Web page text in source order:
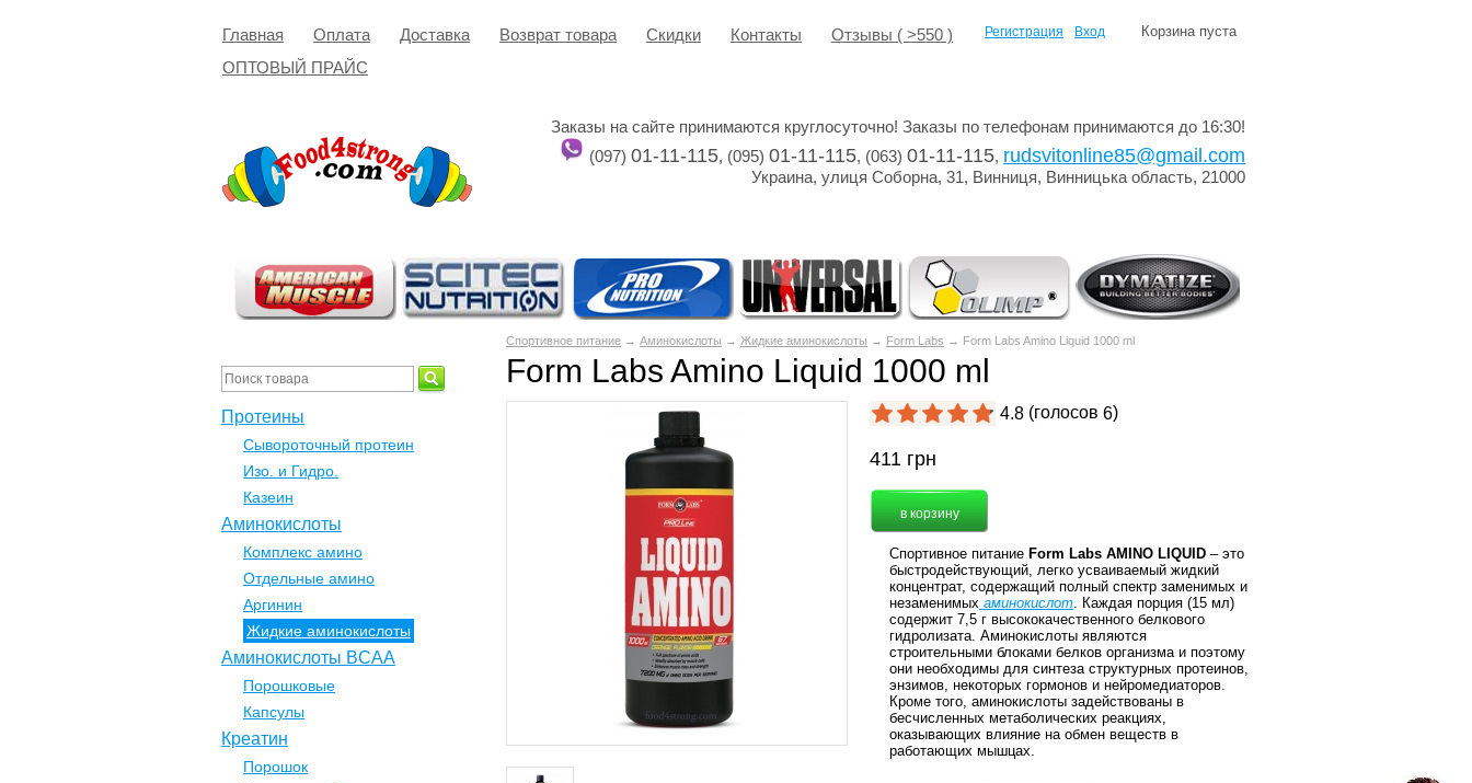
Главная Оплата Доставка Возврат товара Cкидки Контакты
Отзывы ( >550 )
ОПТОВЫЙ ПРАЙС
Корзина пуста
Регистрация Вход
Заказы на сайте принимаются круглосуточно! Заказы по телефонам принимаются до 16:30!
(097) 01-11-115, (095) 01-11-115, (063) 01-11-115, rudsvitonline85@gmail.com
Украина, улиця Соборна, 31, Винниця, Винницька область, 21000
Спортивное питание → Аминокислоты → Жидкие аминокислоты → Form Labs → Form Labs Amino Liquid 1000 ml
Form Labs Amino Liquid 1000 ml
4.8 (голосов 6)
411 грн
Cпортивное питание Form Labs AMINO LIQUID – это
быстродействующий, легко усваиваемый жидкий
концентрат, содержащий полный спектр заменимых и
незаменимых аминокислот. Каждая порция (15 мл)
содержит 7,5 г высококачественного белкового
гидролизата. Аминокислоты являются
строительными блоками белков организма и поэтому
они необходимы для синтеза структурных протеинов,
энзимов, некоторых гормонов и нейромедиаторов.
Кроме того, аминокислоты задействованы в
бесчисленных метаболических реакциях,
оказывающих влияние на обмен веществ в
работающих мышцах.
Протеины
Сывороточный протеин
Изо. и Гидро.
Казеин
Аминокислоты
Комплекс амино
Отдельные амино
Аргинин
Жидкие аминокислоты
Аминокислоты BCAA
Порошковые
Капсулы
Креатин
Порошок